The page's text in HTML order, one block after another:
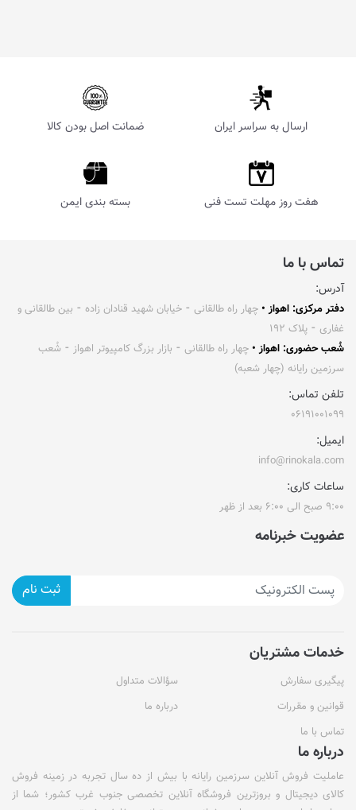
ارسال به سراسر ایران ضمانت اصل بودن کالا
هفت روز مهلت تست فنی بسته بندی ایمن
تماس با ما
آدرس:
دفتر مرکزی: اهواز • چهار راه طالقانی ⁃ خیابان شهید قنادان زاده ⁃ بین طالقانی و
غفاری ⁃ پلاک ۱۹۲
شُعب حضوری: اهواز • چهار راه طالقانی ⁃ بازار بزرگ کامپیوتر اهواز ⁃ شُعب
سرزمین رایانه (چهار شعبه)
تلفن تماس:
۰۶۱۹۱۰۰۱۰۹۹
ایمیل:
info@rinokala.com
ساعات کاری:
۹:۰۰ صبح الی ۶:۰۰ بعد از ظهر
عضویت خبرنامه
ثبت نام
خدمات مشتریان
پیگیری سفارش
سؤالات متداول
قوانین و مقررات
درباره ما
تماس با ما
درباره ما
عاملیت فروش آنلاین سرزمین رایانه با بیش از ده سال تجربه در زمینه فروش
کالای دیجیتال و بروزترین فروشگاه آنلاین تخصصی جنوب غرب کشور؛ شما از